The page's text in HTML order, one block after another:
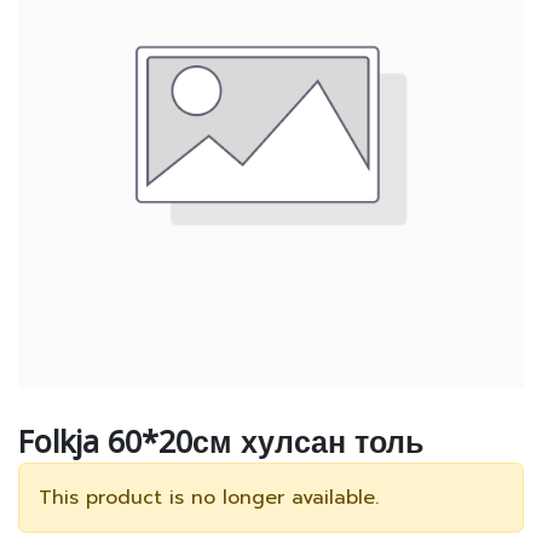
Folkja 60*20см хулсан толь
This product is no longer available.